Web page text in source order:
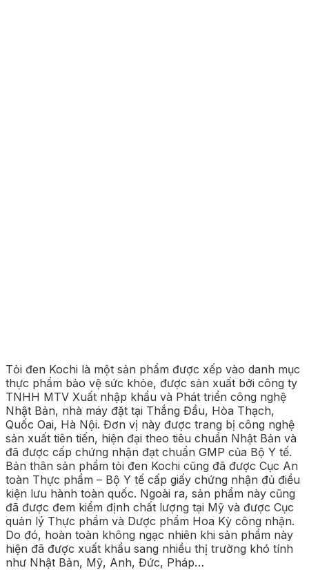
Tỏi đen Kochi là một sản phẩm được xếp vào danh mục
thực phẩm bảo vệ sức khỏe, được sản xuất bởi công ty
TNHH MTV Xuất nhập khẩu và Phát triển công nghệ
Nhật Bản, nhà máy đặt tại Thắng Đầu, Hòa Thạch,
Quốc Oai, Hà Nội. Đơn vị này được trang bị công nghệ
sản xuất tiên tiến, hiện đại theo tiêu chuẩn Nhật Bản và
đã được cấp chứng nhận đạt chuẩn GMP của Bộ Y tế.
Bản thân sản phẩm tỏi đen Kochi cũng đã được Cục An
toàn Thực phẩm – Bộ Y tế cấp giấy chứng nhận đủ điều
kiện lưu hành toàn quốc. Ngoài ra, sản phẩm này cũng
đã được đem kiểm định chất lượng tại Mỹ và được Cục
quản lý Thực phẩm và Dược phẩm Hoa Kỳ công nhận.
Do đó, hoàn toàn không ngạc nhiên khi sản phẩm này
hiện đã được xuất khẩu sang nhiều thị trường khó tính
như Nhật Bản, Mỹ, Anh, Đức, Pháp…